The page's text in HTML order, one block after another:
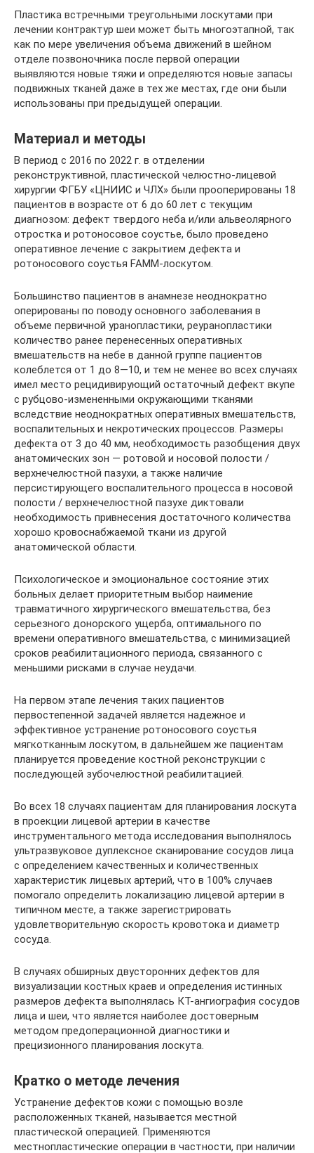
Пластика встречными треугольными лоскутами при
лечении контрактур шеи может быть многоэтапной, так
как по мере увеличения объема движений в шейном
отделе позвоночника после первой операции
выявляются новые тяжи и определяются новые запасы
подвижных тканей даже в тех же местах, где они были
использованы при предыдущей операции.
Материал и методы
В период с 2016 по 2022 г. в отделении
реконструктивной, пластической челюстно-лицевой
хирургии ФГБУ «ЦНИИС и ЧЛХ» были прооперированы 18
пациентов в возрасте от 6 до 60 лет с текущим
диагнозом: дефект твердого неба и/или альвеолярного
отростка и ротоносовое соустье, было проведено
оперативное лечение с закрытием дефекта и
ротоносового соустья FAMM-лоскутом.
Большинство пациентов в анамнезе неоднократно
оперированы по поводу основного заболевания в
объеме первичной уранопластики, реуранопластики
количество ранее перенесенных оперативных
вмешательств на небе в данной группе пациентов
колеблется от 1 до 8—10, и тем не менее во всех случаях
имел место рецидивирующий остаточный дефект вкупе
с рубцово-измененными окружающими тканями
вследствие неоднократных оперативных вмешательств,
воспалительных и некротических процессов. Размеры
дефекта от 3 до 40 мм, необходимость разобщения двух
анатомических зон — ротовой и носовой полости /
верхнечелюстной пазухи, а также наличие
персистирующего воспалительного процесса в носовой
полости / верхнечелюстной пазухе диктовали
необходимость привнесения достаточного количества
хорошо кровоснабжаемой ткани из другой
анатомической области.
Психологическое и эмоциональное состояние этих
больных делает приоритетным выбор наимение
травматичного хирургического вмешательства, без
серьезного донорского ущерба, оптимального по
времени оперативного вмешательства, с минимизацией
сроков реабилитационного периода, связанного с
меньшими рисками в случае неудачи.
На первом этапе лечения таких пациентов
первостепенной задачей является надежное и
эффективное устранение ротоносового соустья
мягкотканным лоскутом, в дальнейшем же пациентам
планируется проведение костной реконструкции с
последующей зубочелюстной реабилитацией.
Во всех 18 случаях пациентам для планирования лоскута
в проекции лицевой артерии в качестве
инструментального метода исследования выполнялось
ультразвуковое дуплексное сканирование сосудов лица
с определением качественных и количественных
характеристик лицевых артерий, что в 100% случаев
помогало определить локализацию лицевой артерии в
типичном месте, а также зарегистрировать
удовлетворительную скорость кровотока и диаметр
сосуда.
В случаях обширных двусторонних дефектов для
визуализации костных краев и определения истинных
размеров дефекта выполнялась КТ-ангиография сосудов
лица и шеи, что является наиболее достоверным
методом предоперационной диагностики и
прецизионного планирования лоскута.
Кратко о методе лечения
Устранение дефектов кожи с помощью возле
расположенных тканей, называется местной
пластической операцией. Применяются
местнопластические операции в частности, при наличии